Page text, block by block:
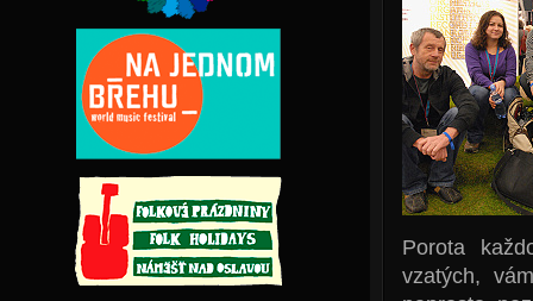
Porota
vzatých,